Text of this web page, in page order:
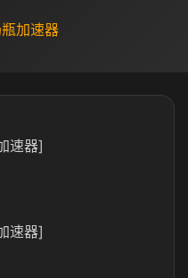
加速器
速器]
速器]